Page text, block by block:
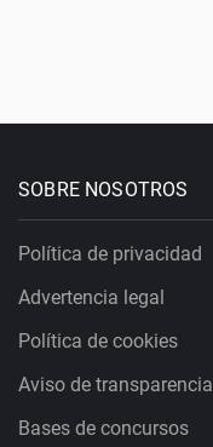
SOBRE NOSOTROS
Política de privacidad
Advertencia legal
Política de cookies
Aviso de transparencia
Bases de concursos